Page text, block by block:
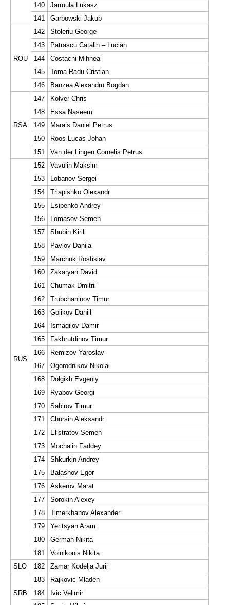
140
Jarmula Lukasz
141
Garbowski Jakub
ROU
142
Stoleriu George
143
Patrascu Catalin – Lucian
144
Costachi Mihnea
145
Toma Radu Cristian
146
Banzea Alexandru Bogdan
RSA
147
Kolver Chris
148
Essa Naseem
149
Marais Daniel Petrus
150
Roos Lucas Johan
151
Van der Lingen Cornelis Petrus
RUS
152
Vavulin Maksim
153
Lobanov Sergei
154
Triapishko Olexandr
155
Esipenko Andrey
156
Lomasov Semen
157
Shubin Kirill
158
Pavlov Danila
159
Marchuk Rostislav
160
Zakaryan David
161
Chumak Dmitrii
162
Trubchaninov Timur
163
Golikov Daniil
164
Ismagilov Damir
165
Fakhrutdinov Timur
166
Remizov Yaroslav
167
Ogorodnikov Nikolai
168
Dolgikh Evgeniy
169
Ryabov Georgi
170
Sabirov Timur
171
Chursin Aleksandr
172
Elistratov Semen
173
Mochalin Faddey
174
Shkurkin Andrey
175
Balashov Egor
176
Askerov Marat
177
Sorokin Alexey
178
Timerkhanov Alexander
179
Yeritsyan Aram
180
German Nikita
181
Voinikonis Nikita
SLO
182 Zamar Kodelja Jurij
SRB
183
Rajkovic Mladen
184
Ivic Velimir